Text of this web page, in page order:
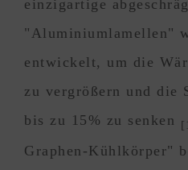
einzigartige
"Aluminiumlamellen"
entwickelt, um die
zu vergrößern und die
bis zu 15% zu senken
Graphen-Kühlkörper"